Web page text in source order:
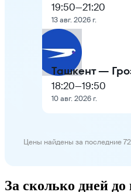
19:50—21:20
13 авг. 2026 г.
Ташкент —
18:20—19:50
10 авг. 2026 г.
Цены найдены за последние
За сколько дней